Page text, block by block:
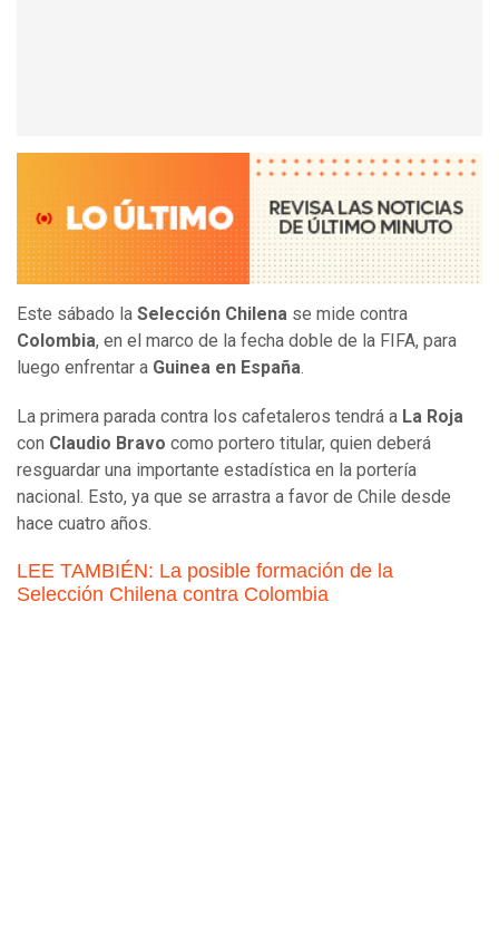
Este sábado la Selección Chilena se mide contra
Colombia, en el marco de la fecha doble de la FIFA, para
luego enfrentar a Guinea en España.
La primera parada contra los cafetaleros tendrá a La Roja
con Claudio Bravo como portero titular, quien deberá
resguardar una importante estadística en la portería
nacional. Esto, ya que se arrastra a favor de Chile desde
hace cuatro años.
LEE TAMBIÉN: La posible formación de la
Selección Chilena contra Colombia